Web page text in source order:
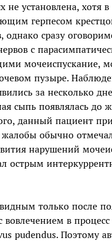
не установлена, хотя в
герпесом
сразу
с
мочеиспускание,
пузыре.
за несколько
сыпь появлялась до
данный пациент
обычно
нарушений
острым
только после
в
pudendus. Поэтому